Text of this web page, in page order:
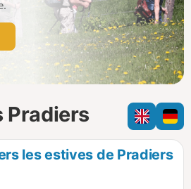
Pradiers
les estives de Pradiers